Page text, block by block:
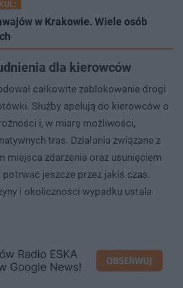
w Krakowie. Wiele osób
dla kierowców
całkowite zablokowanie drogi
Służby apelują do kierowców o
i, w miarę możliwości,
tras. Działania związane z
miejsca zdarzenia oraz usunięciem
jeszcze przez jakiś czas.
i okoliczności wypadku ustala